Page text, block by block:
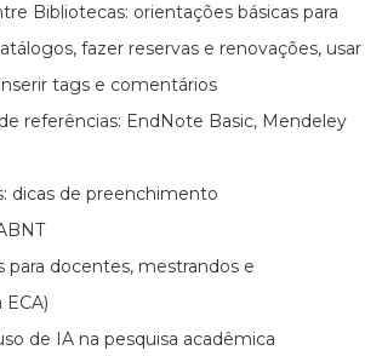
Bibliotecas: orientações básicas para
fazer reservas e renovações, usar
tags e comentários
referências: EndNote Basic, Mendeley
dicas de preenchimento
para docentes, mestrandos e
de IA na pesquisa acadêmica